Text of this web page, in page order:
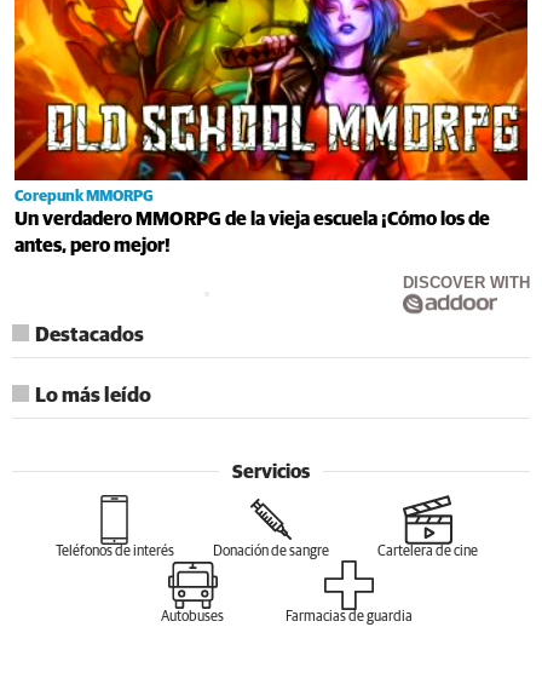
Corepunk MMORPG
Un verdadero MMORPG de la vieja escuela ¡Cómo los de
antes, pero mejor!
DISCOVER WITH
Destacados
Lo más leído
Servicios
Teléfonos de interés Donación de sangre Cartelera de cine
Autobuses Farmacias de guardia